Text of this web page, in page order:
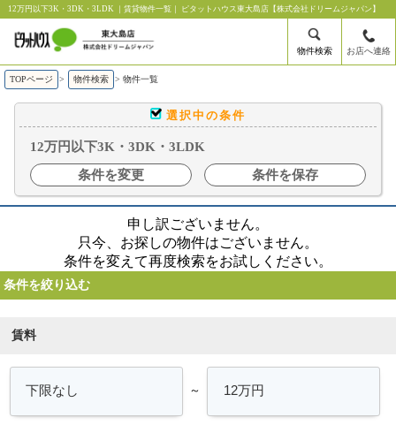
12万円以下3K・3DK・3LDK ｜賃貸物件一覧｜ ピタットハウス東大島店【株式会社ドリームジャパン】
物件検索 お店へ連絡
TOPページ > 物件検索 > 物件一覧
選択中の条件
12万円以下3K・3DK・3LDK
条件を変更
条件を保存
申し訳ございません。
只今、お探しの物件はございません。
条件を変えて再度検索をお試しください。
条件を絞り込む
賃料
～